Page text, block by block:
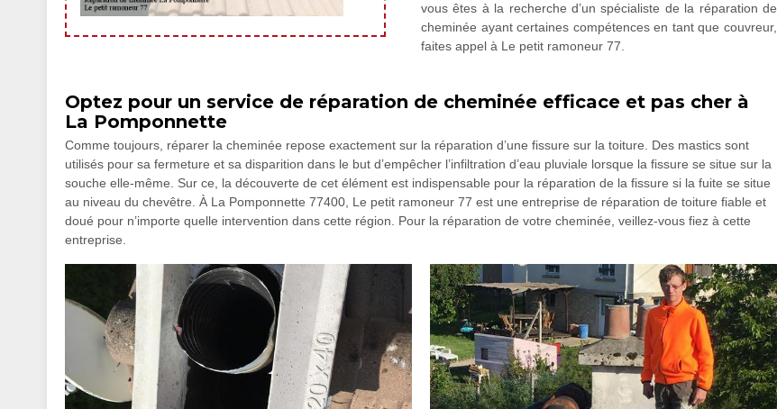
vous êtes à la recherche d’un spécialiste de la réparation de
cheminée ayant certaines compétences en tant que couvreur,
faites appel à Le petit ramoneur 77.
Optez pour un service de réparation de cheminée efficace et pas cher à
La Pomponnette
Comme toujours, réparer la cheminée repose exactement sur la réparation d’une fissure sur la toiture. Des mastics sont
utilisés pour sa fermeture et sa disparition dans le but d’empêcher l’infiltration d’eau pluviale lorsque la fissure se situe sur la
souche elle-même. Sur ce, la découverte de cet élément est indispensable pour la réparation de la fissure si la fuite se situe
au niveau du chevêtre. À La Pomponnette 77400, Le petit ramoneur 77 est une entreprise de réparation de toiture fiable et
doué pour n’importe quelle intervention dans cette région. Pour la réparation de votre cheminée, veillez-vous fiez à cette
entreprise.